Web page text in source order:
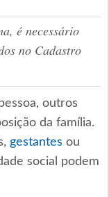
é necessário
no Cadastro
outros
da família.
gestantes ou
social podem